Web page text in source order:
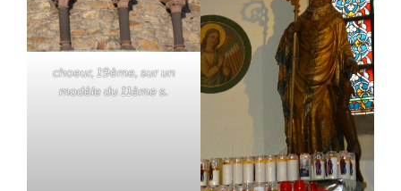
choeur, 19ème, sur un
modèle du 11ème s.